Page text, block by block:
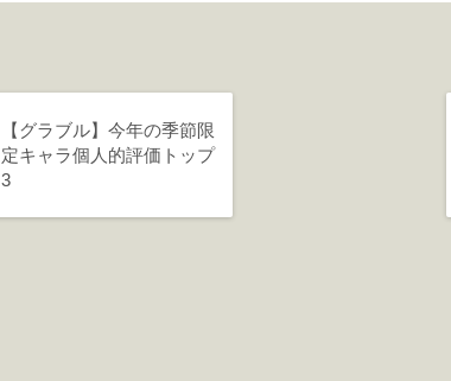
【グラブル】今年の季節限
定キャラ個人的評価トップ
3